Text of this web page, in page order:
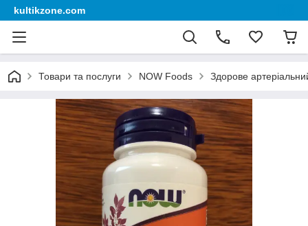
kultikzone.com
Товари та послуги NOW Foods Здорове